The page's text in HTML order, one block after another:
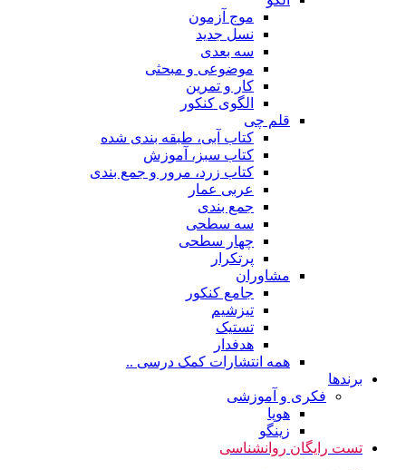
موج آزمون
نسل جدید
سه بعدی
موضوعی و مبحثی
کار و تمرین
الگوی کنکور
قلم چی
کتاب آبی، طبقه بندی شده
کتاب سبز، آموزش
کتاب زرد، مرور و جمع بندی
عربی عمار
جمع بندی
سه سطحی
چهار سطحی
پرتکرار
مشاوران
جامع کنکور
تیزشیم
تستیک
هدفدار
همه انتشارات کمک درسی ..
برندها
فکری و آموزشی
هوپا
زینگو
تست رایگان روانشناسی